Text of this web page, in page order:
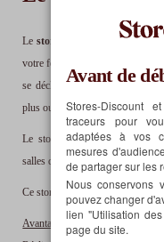
Le store bateau
se déplie par
votre fenêtre. Ainsi il recouvre
se décline en de nombreuses
plus ou moins tamisant, plus ou
Le store bateau est
salles de bains.
Ce store se manœuvre à l'aide
Avantage : Le store bateau est
Avant de
Stores-Discount
traceurs pour
adaptées à vos
mesures
de partager sur les
Nous conservons
pouvez changer
lien "Utilisation
page du site.